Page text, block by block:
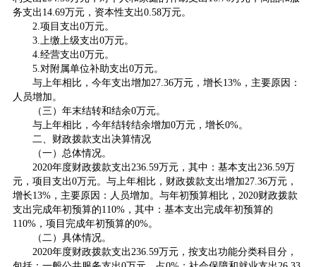
务支出14.69万元，资本性支出0.58万元。
2.项目支出0万元。
3.上缴上级支出0万元。
4.经营支出0万元。
5.对附属单位补助支出0万元。
与上年相比，今年支出增加27.36万元，增长13%，主要原因：
人员增加。
（三）年末结转和结余0万元。
与上年相比，今年结转结余增加0万元，增长0%。
二、财政拨款支出决算情况
（一）总体情况。
2020年度财政拨款支出236.59万元，其中：基本支出236.59万
元，项目支出0万元。与上年相比，财政拨款支出增加27.36万元，
增长13%，主要原因：人员增加。与年初预算相比，2020财政拨款
支出完成年初预算的110%，其中：基本支出完成年初预算的
110%，项目完成年初预算的0%。
（二）具体情况。
2020年度财政拨款支出236.59万元，按支出功能分类科目分，